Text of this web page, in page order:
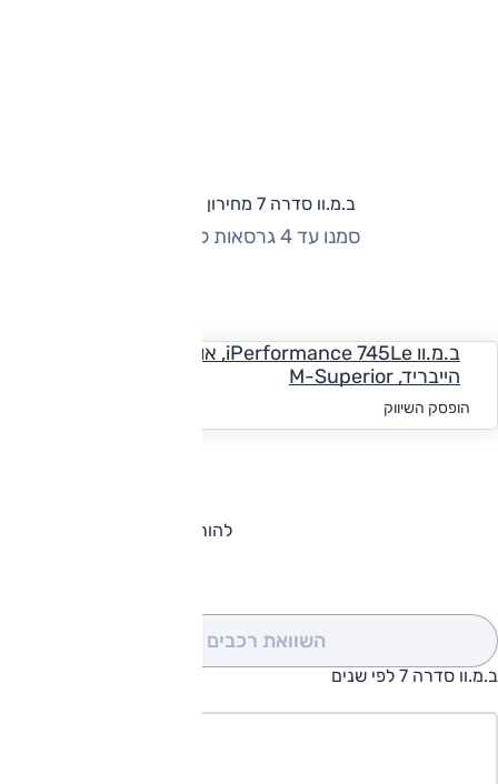
ב.מ.וו סדרה 7 מחירון וגרסאות
סמנו עד 4 גרסאות להשוואה
הייבריד, M-Superior
הופסק השיווק
להורדת קטלוג ב.מ.וו סדרה 7
השוואת רכבים
ב.מ.וו סדרה 7 לפי שנים